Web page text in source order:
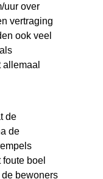
uur over
vertraging
ook veel
de
de
boel
bewoners